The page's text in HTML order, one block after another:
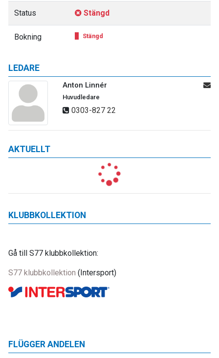
LEDARE
Anton Linnér
Huvudledare
0303-827 22
AKTUELLT
KLUBBKOLLEKTION
Gå till S77 klubbkollektion:
S77 klubbkollektion (Intersport)
FLÜGGER ANDELEN
Status Stängd
Bokning Stängd